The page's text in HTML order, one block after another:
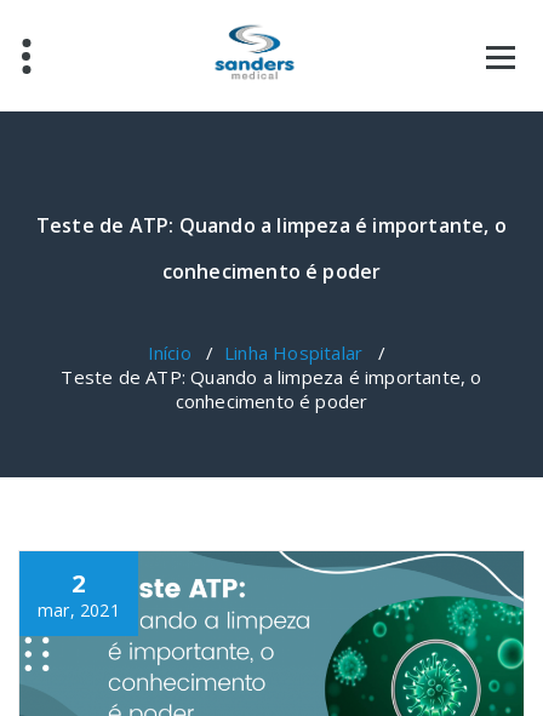
para
Teste de ATP: Quando a limpeza é importante, o
conhecimento é poder
Início / Linha Hospitalar /
Teste de ATP: Quando a limpeza é importante, o
conhecimento é poder
2
mar, 2021